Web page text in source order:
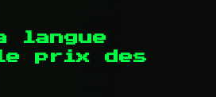
langue
prix des